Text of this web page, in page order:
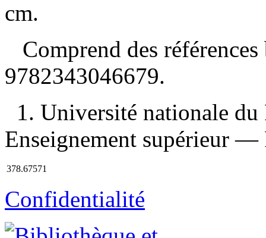
cm.
Comprend des
9782343046679.
1. Université nationale
Enseignement supérieur
378.67571
Confidentialité